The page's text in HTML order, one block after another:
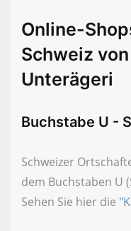
Online-
Schweiz
Unterägeri
Buchstabe U -
Schweizer
dem Buchstaben U
Sehen Sie hier die